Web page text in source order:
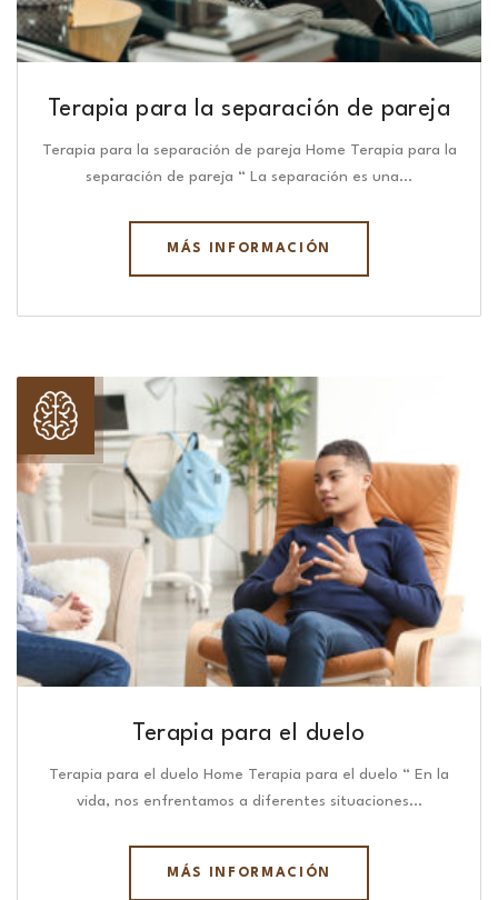
Terapia para la separación de pareja
Terapia para la separación de pareja Home Terapia para la
separación de pareja “ La separación es una…
MÁS INFORMACIÓN
Terapia para el duelo
Terapia para el duelo Home Terapia para el duelo “ En la
vida, nos enfrentamos a diferentes situaciones…
MÁS INFORMACIÓN